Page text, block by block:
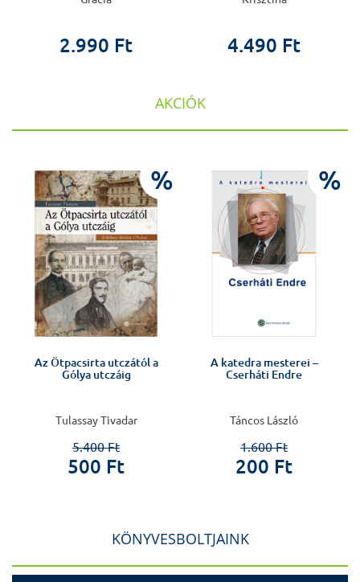
2.990 Ft 4.490 Ft
AKCIÓK
%
Az Ötpacsirta utczától a
Gólya utczáig
Tulassay Tivadar
5.400 Ft
500 Ft
%
A katedra mesterei –
Cserháti Endre
Táncos László
1.600 Ft
200 Ft
KÖNYVESBOLTJAINK